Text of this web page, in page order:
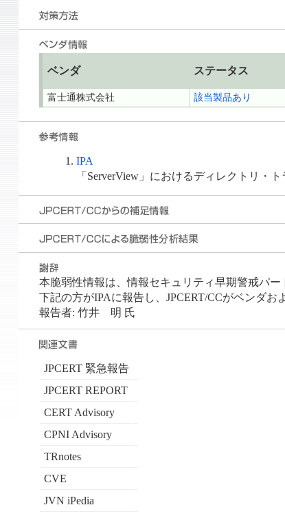
ベンダ ステータス
富士通株式会社 該当製品あり
IPA
「ServerView」におけるディレクトリ・
本脆弱性情報は、情報セキュリティ早期警戒パー
下記の方がIPAに報告し、JPCERT/CCがベンダお
報告者: 竹井 明 氏
JPCERT 緊急報告
JPCERT REPORT
CERT Advisory
CPNI Advisory
TRnotes
CVE
JVN iPedia